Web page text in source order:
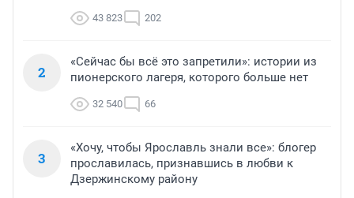
43 823 202
2
«Сейчас бы всё это запретили»: истории из
пионерского лагеря, которого больше нет
32 540 66
3
«Хочу, чтобы Ярославль знали все»: блогер
прославилась, признавшись в любви к
Дзержинскому району